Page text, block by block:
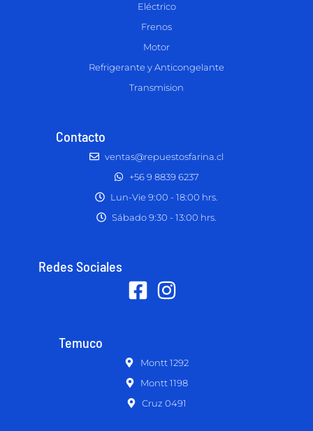
Eléctrico
Frenos
Motor
Refrigerante y Anticongelante
Transmision
Contacto
ventas@repuestosfarina.cl
+56 9 8839 6237
Lun-Vie 9:00 - 18:00 hrs.
Sábado 9:30 - 13:00 hrs.
Redes Sociales
Temuco
Montt 1292
Montt 1198
Cruz 0491